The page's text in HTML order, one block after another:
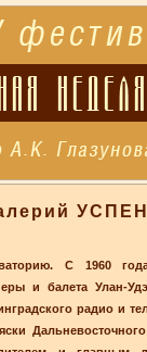
С 1960
и балета Улан-
радио и